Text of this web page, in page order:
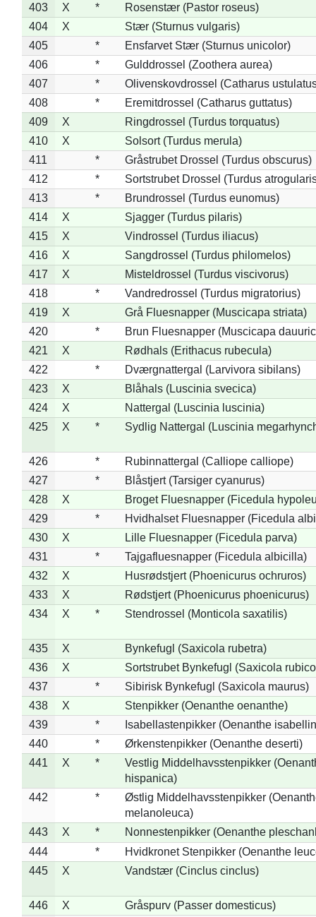
403
X *
Rosenstær (Pastor roseus)
404
X
Stær (Sturnus vulgaris)
405
*
Ensfarvet Stær (Sturnus unicolor)
406
*
Gulddrossel (Zoothera aurea)
407
*
Olivenskovdrossel (Catharus
408
*
Eremitdrossel (Catharus guttatus)
409
X
Ringdrossel (Turdus torquatus)
410
X
Solsort (Turdus merula)
411
*
Gråstrubet Drossel (Turdus obscurus)
412
*
Sortstrubet Drossel (Turdus
413
*
Brundrossel (Turdus eunomus)
414
X
Sjagger (Turdus pilaris)
415
X
Vindrossel (Turdus iliacus)
416
X
Sangdrossel (Turdus philomelos)
417
X
Misteldrossel (Turdus viscivorus)
418
*
Vandredrossel (Turdus migratorius)
419
X
Grå Fluesnapper (Muscicapa striata)
420
*
Brun Fluesnapper (Muscicapa
421
X
Rødhals (Erithacus rubecula)
422
*
Dværgnattergal (Larvivora sibilans)
423
X
Blåhals (Luscinia svecica)
424
X
Nattergal (Luscinia luscinia)
425
X * Sydlig Nattergal (Luscinia
426 *
Rubinnattergal (Calliope calliope)
427
*
Blåstjert (Tarsiger cyanurus)
428
X
Broget Fluesnapper (Ficedula
429
*
Hvidhalset Fluesnapper (Ficedula
430
X
Lille Fluesnapper (Ficedula parva)
431
*
Tajgafluesnapper (Ficedula albicilla)
432
X
Husrødstjert (Phoenicurus ochruros)
433
X
Rødstjert (Phoenicurus phoenicurus)
434
X * Stendrossel (Monticola saxatilis)
435 X
Bynkefugl (Saxicola rubetra)
436
X
Sortstrubet Bynkefugl (Saxicola
437
*
Sibirisk Bynkefugl (Saxicola maurus)
438
X
Stenpikker (Oenanthe oenanthe)
439
*
Isabellastenpikker (Oenanthe
440
*
Ørkenstenpikker (Oenanthe deserti)
441
X *
Vestlig Middelhavsstenpikker
hispanica)
442
*
Østlig Middelhavsstenpikker
melanoleuca)
443
X *
Nonnestenpikker (Oenanthe
444
*
Hvidkronet Stenpikker (Oenanthe
445
X Vandstær (Cinclus cinclus)
446 X
Gråspurv (Passer domesticus)